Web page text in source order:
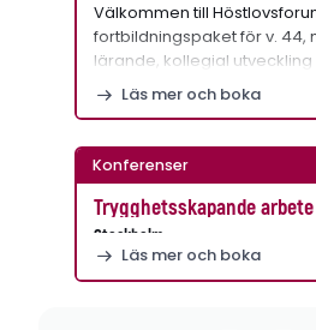
Välkommen till
fortbildningspaket för v. 44,
lärande, kollegial utveckling
Läs mer och boka
Konferenser
Trygghetsskapande
Stockholm
Läs mer och boka